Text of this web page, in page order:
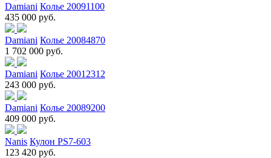
Damiani Колье 20091100
435 000 руб.
Damiani Колье 20084870
1 702 000 руб.
Damiani Колье 20012312
243 000 руб.
Damiani Колье 20089200
409 000 руб.
Nanis Кулон PS7-603
123 420 руб.